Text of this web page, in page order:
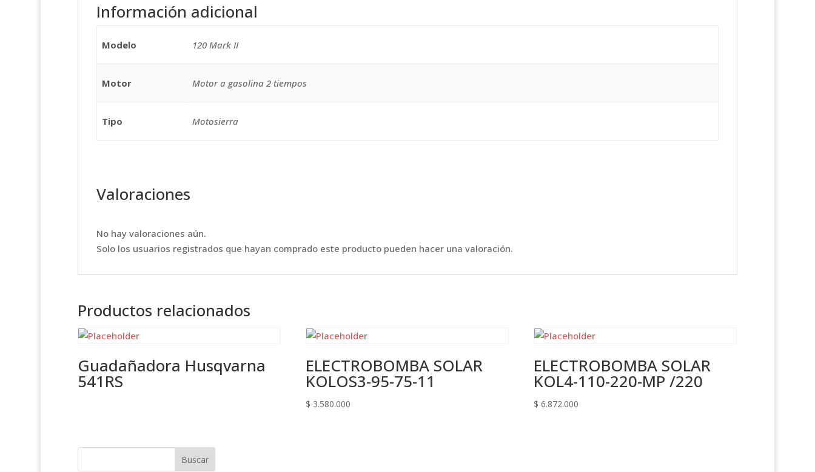
Información adicional
Modelo 120 Mark II
Motor Motor a gasolina 2 tiempos
Tipo Motosierra
Valoraciones
No hay valoraciones aún.
Solo los usuarios registrados que hayan comprado este producto pueden hacer una valoración.
Productos relacionados
Guadañadora Husqvarna
541RS
ELECTROBOMBA SOLAR
KOLOS3-95-75-11
$ 3.580.000
ELECTROBOMBA SOLAR
KOL4-110-220-MP /220
$ 6.872.000
Buscar